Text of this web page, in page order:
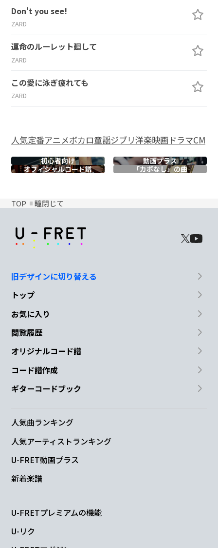
Don't you see!
ZARD
運命のルーレット廻して
ZARD
この愛に泳ぎ疲れても
ZARD
人気定番アニメボカロ童謡ジブリ洋楽映画ドラマCM
初心者向け
動画プラス
オフィシャルコード譜 「カポなし」の曲
TOP 瞳閉じて
旧デザインに切り替える
トップ
お気に入り
閲覧履歴
オリジナルコード譜
コード譜作成
ギターコードブック
人気曲ランキング
人気アーティストランキング
U-FRET動画プラス
新着楽譜
U-FRETプレミアムの機能
U-リク